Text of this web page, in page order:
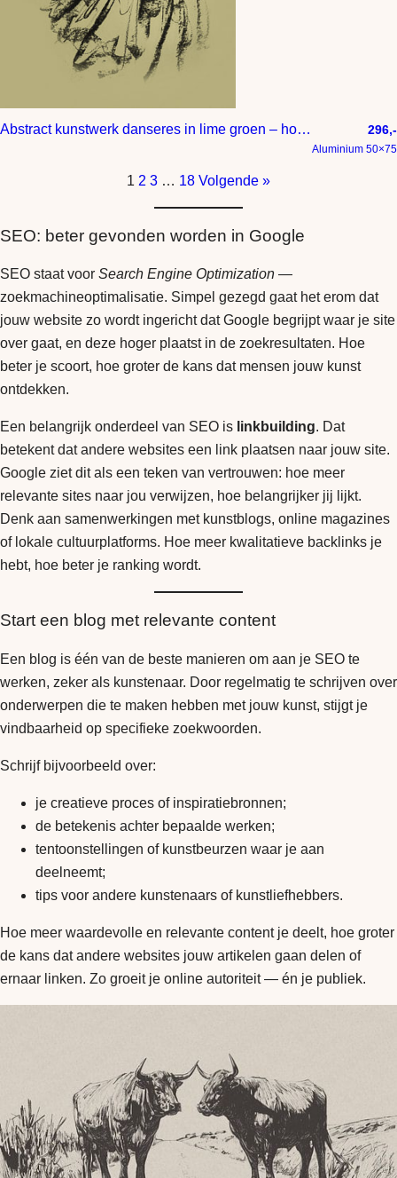
Abstract kunstwerk danseres in lime groen – houtskool tekening 296,-
Aluminium 50×75
1 2 3 … 18 Volgende »
SEO: beter gevonden worden in Google
SEO staat voor Search Engine Optimization —
zoekmachineoptimalisatie. Simpel gezegd gaat het erom dat
jouw website zo wordt ingericht dat Google begrijpt waar je site
over gaat, en deze hoger plaatst in de zoekresultaten. Hoe
beter je scoort, hoe groter de kans dat mensen jouw kunst
ontdekken.
Een belangrijk onderdeel van SEO is linkbuilding. Dat
betekent dat andere websites een link plaatsen naar jouw site.
Google ziet dit als een teken van vertrouwen: hoe meer
relevante sites naar jou verwijzen, hoe belangrijker jij lijkt.
Denk aan samenwerkingen met kunstblogs, online magazines
of lokale cultuurplatforms. Hoe meer kwalitatieve backlinks je
hebt, hoe beter je ranking wordt.
Start een blog met relevante content
Een blog is één van de beste manieren om aan je SEO te
werken, zeker als kunstenaar. Door regelmatig te schrijven over
onderwerpen die te maken hebben met jouw kunst, stijgt je
vindbaarheid op specifieke zoekwoorden.
Schrijf bijvoorbeeld over:
je creatieve proces of inspiratiebronnen;
de betekenis achter bepaalde werken;
tentoonstellingen of kunstbeurzen waar je aan
deelneemt;
tips voor andere kunstenaars of kunstliefhebbers.
Hoe meer waardevolle en relevante content je deelt, hoe groter
de kans dat andere websites jouw artikelen gaan delen of
ernaar linken. Zo groeit je online autoriteit — én je publiek.